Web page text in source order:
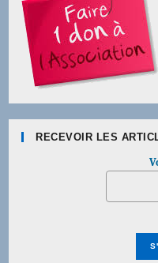
RECEVOIR LES